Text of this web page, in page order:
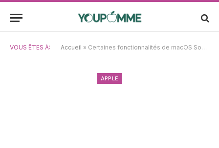
VOUS ÊTES À: Accueil » Certaines fonctionnalités de macOS Sonoma inaccessibles sur les Mac Intel
APPLE